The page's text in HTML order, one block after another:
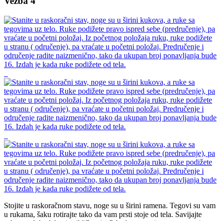
Stojite u raskoračnom stavu, noge su u širini ramena. Tegovi su vam
u rukama, šaku rotirajte tako da vam prsti stoje od tela. Savijajte